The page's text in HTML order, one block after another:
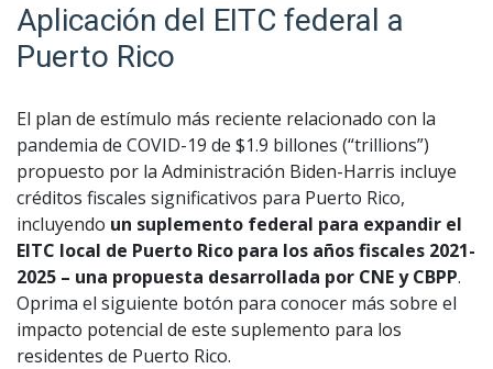
Aplicación del EITC federal a
Puerto Rico
El plan de estímulo más reciente relacionado con la
pandemia de COVID-19 de $1.9 billones (“trillions”)
propuesto por la Administración Biden-Harris incluye
créditos fiscales significativos para Puerto Rico,
incluyendo un suplemento federal para expandir el
EITC local de Puerto Rico para los años fiscales 2021-
2025 – una propuesta desarrollada por CNE y CBPP.
Oprima el siguiente botón para conocer más sobre el
impacto potencial de este suplemento para los
residentes de Puerto Rico.